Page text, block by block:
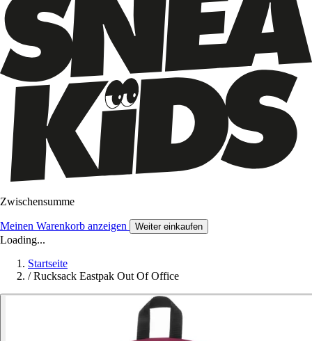
Zwischensumme
Meinen Warenkorb anzeigen Weiter einkaufen
Loading...
Startseite
/ Rucksack Eastpak Out Of Office